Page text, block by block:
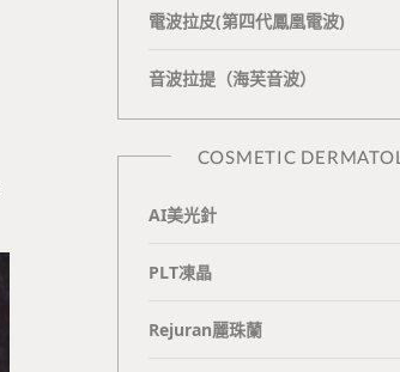
電波拉皮(第四代鳳凰電波)
⾳波拉提（海芙⾳波）
COSMETIC
AI美光針
PLT凍晶
Rejuran麗珠蘭